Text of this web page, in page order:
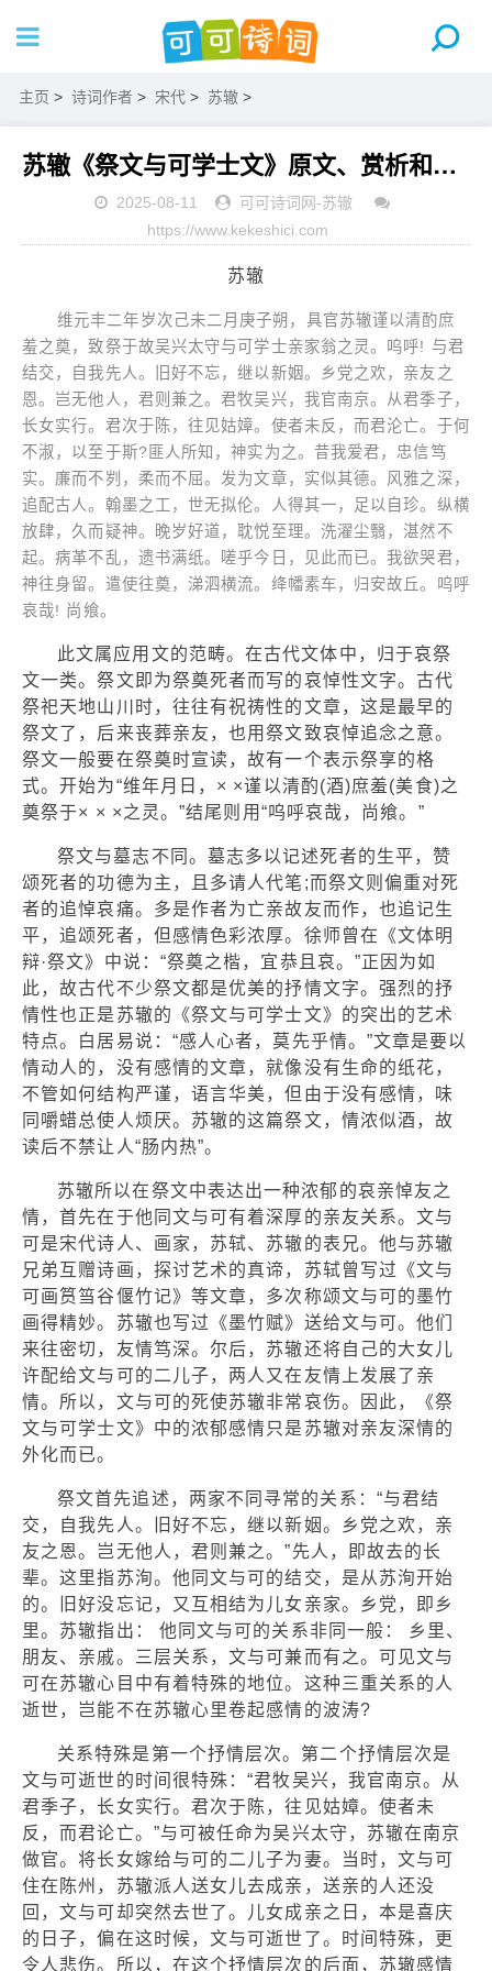
主页 > 诗词作者 > 宋代 > 苏辙 >
苏辙《祭文与可学士文》原文、赏析和鉴赏
2025-08-11 可可诗词网-苏辙
https://www.kekeshici.com
苏辙
维元丰二年岁次己未二月庚子朔，具官苏辙谨以清酌庶
羞之奠，致祭于故吴兴太守与可学士亲家翁之灵。呜呼! 与君
结交，自我先人。旧好不忘，继以新姻。乡党之欢，亲友之
恩。岂无他人，君则兼之。君牧吴兴，我官南京。从君季子，
长女实行。君次于陈，往见姑嫜。使者未反，而君沦亡。于何
不淑，以至于斯?匪人所知，神实为之。昔我爱君，忠信笃
实。廉而不刿，柔而不屈。发为文章，实似其德。风雅之深，
追配古人。翰墨之工，世无拟伦。人得其一，足以自珍。纵横
放肆，久而疑神。晚岁好道，耽悦至理。洗濯尘翳，湛然不
起。病革不乱，遗书满纸。嗟乎今日，见此而已。我欲哭君，
神往身留。遣使往奠，涕泗横流。绛幡素车，归安故丘。呜呼
哀哉! 尚飨。
此文属应用文的范畴。在古代文体中，归于哀祭
文一类。祭文即为祭奠死者而写的哀悼性文字。古代
祭祀天地山川时，往往有祝祷性的文章，这是最早的
祭文了，后来丧葬亲友，也用祭文致哀悼追念之意。
祭文一般要在祭奠时宣读，故有一个表示祭享的格
式。开始为“维年月日，× ×谨以清酌(酒)庶羞(美食)之
奠祭于× × ×之灵。”结尾则用“呜呼哀哉，尚飨。”
祭文与墓志不同。墓志多以记述死者的生平，赞
颂死者的功德为主，且多请人代笔;而祭文则偏重对死
者的追悼哀痛。多是作者为亡亲故友而作，也追记生
平，追颂死者，但感情色彩浓厚。徐师曾在《文体明
辩·祭文》中说：“祭奠之楷，宜恭且哀。”正因为如
此，故古代不少祭文都是优美的抒情文字。强烈的抒
情性也正是苏辙的《祭文与可学士文》的突出的艺术
特点。白居易说：“感人心者，莫先乎情。”文章是要以
情动人的，没有感情的文章，就像没有生命的纸花，
不管如何结构严谨，语言华美，但由于没有感情，味
同嚼蜡总使人烦厌。苏辙的这篇祭文，情浓似酒，故
读后不禁让人“肠内热”。
苏辙所以在祭文中表达出一种浓郁的哀亲悼友之
情，首先在于他同文与可有着深厚的亲友关系。文与
可是宋代诗人、画家，苏轼、苏辙的表兄。他与苏辙
兄弟互赠诗画，探讨艺术的真谛，苏轼曾写过《文与
可画筼筜谷偃竹记》等文章，多次称颂文与可的墨竹
画得精妙。苏辙也写过《墨竹赋》送给文与可。他们
来往密切，友情笃深。尔后，苏辙还将自己的大女儿
许配给文与可的二儿子，两人又在友情上发展了亲
情。所以，文与可的死使苏辙非常哀伤。因此，《祭
文与可学士文》中的浓郁感情只是苏辙对亲友深情的
外化而已。
祭文首先追述，两家不同寻常的关系：“与君结
交，自我先人。旧好不忘，继以新姻。乡党之欢，亲
友之恩。岂无他人，君则兼之。”先人，即故去的长
辈。这里指苏洵。他同文与可的结交，是从苏洵开始
的。旧好没忘记，又互相结为儿女亲家。乡党，即乡
里。苏辙指出： 他同文与可的关系非同一般： 乡里、
朋友、亲戚。三层关系，文与可兼而有之。可见文与
可在苏辙心目中有着特殊的地位。这种三重关系的人
逝世，岂能不在苏辙心里卷起感情的波涛?
关系特殊是第一个抒情层次。第二个抒情层次是
文与可逝世的时间很特殊：“君牧吴兴，我官南京。从
君季子，长女实行。君次于陈，往见姑嫜。使者未
反，而君论亡。”与可被任命为吴兴太守，苏辙在南京
做官。将长女嫁给与可的二儿子为妻。当时，文与可
住在陈州，苏辙派人送女儿去成亲，送亲的人还没
回，文与可却突然去世了。儿女成亲之日，本是喜庆
的日子，偏在这时候，文与可逝世了。时间特殊，更
令人悲伤。所以，在这个抒情层次的后面，苏辙感情